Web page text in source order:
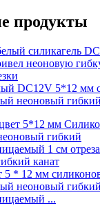
продукты
DC12V 5*12 мм
неоновый
5 * 12 мм
неоновый гибкий
...